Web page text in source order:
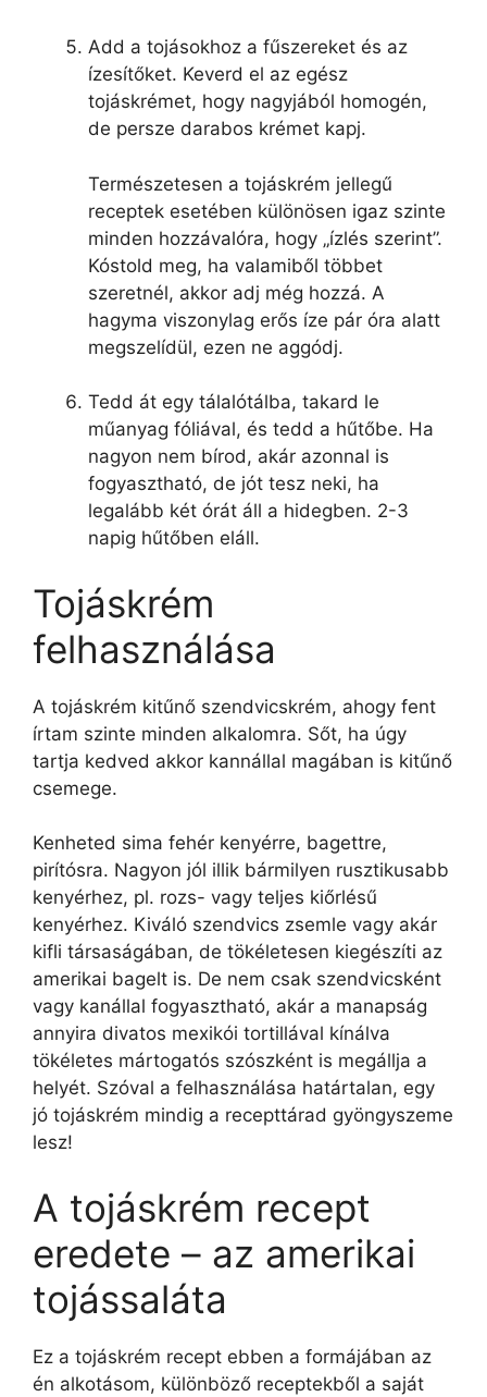
Add a tojásokhoz a fűszereket és az
ízesítőket. Keverd el az egész
tojáskrémet, hogy nagyjából homogén,
de persze darabos krémet kapj.
Természetesen a tojáskrém jellegű
receptek esetében különösen igaz szinte
minden hozzávalóra, hogy „ízlés szerint”.
Kóstold meg, ha valamiből többet
szeretnél, akkor adj még hozzá. A
hagyma viszonylag erős íze pár óra alatt
megszelídül, ezen ne aggódj.
Tedd át egy tálalótálba, takard le
műanyag fóliával, és tedd a hűtőbe. Ha
nagyon nem bírod, akár azonnal is
fogyasztható, de jót tesz neki, ha
legalább két órát áll a hidegben. 2-3
napig hűtőben eláll.
Tojáskrém
felhasználása
A tojáskrém kitűnő szendvicskrém, ahogy fent
írtam szinte minden alkalomra. Sőt, ha úgy
tartja kedved akkor kannállal magában is kitűnő
csemege.
Kenheted sima fehér kenyérre, bagettre,
pirítósra. Nagyon jól illik bármilyen rusztikusabb
kenyérhez, pl. rozs- vagy teljes kiőrlésű
kenyérhez. Kiváló szendvics zsemle vagy akár
kifli társaságában, de tökéletesen kiegészíti az
amerikai bagelt is. De nem csak szendvicsként
vagy kanállal fogyasztható, akár a manapság
annyira divatos mexikói tortillával kínálva
tökéletes mártogatós szószként is megállja a
helyét. Szóval a felhasználása határtalan, egy
jó tojáskrém mindig a recepttárad gyöngyszeme
lesz!
A tojáskrém recept
eredete – az amerikai
tojássaláta
Ez a tojáskrém recept ebben a formájában az
én alkotásom, különböző receptekből a saját